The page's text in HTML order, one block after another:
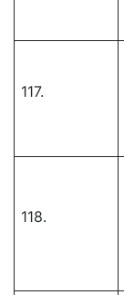
117.
118.